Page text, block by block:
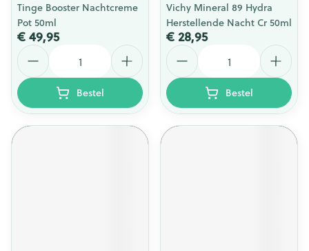
Tinge Booster Nachtcreme
Pot 50ml
€ 49,95
Bestel
Vichy Mineral 89 Hydra
Herstellende Nacht Cr 50ml
€ 28,95
Aantal
Bestel